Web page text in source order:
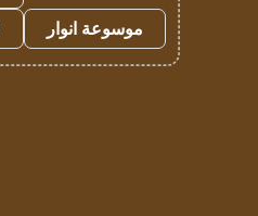
موسوعة انوار